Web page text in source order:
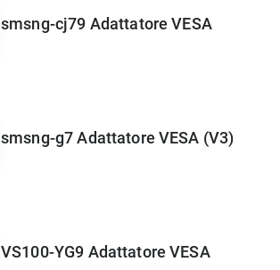
smsng-cj79 Adattatore VESA
smsng-g7 Adattatore VESA (V3)
VS100-YG9 Adattatore VESA